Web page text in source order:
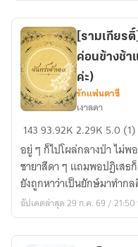
จันทร์
เจ้า
เอย
(กำลัง
รี
ไรท์
ค่อน
[รามเกียร
ค่อนข้างช้า
ค่ะ)
รักแฟนตาซี
เงาลดา
14393.92K2.29K 5.0 (1)
อยู่ ๆ ก็ไปโผล่กลางป่า ไม่พ
ชายาสีดา ๆ แถมพอปฏิเสธ
อัปเดตล่าสุด 29 ก.ค. 69 / 21:50